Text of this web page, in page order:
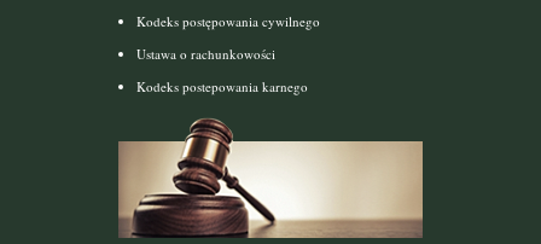
Kodeks postępowania cywilnego
Ustawa o rachunkowości
Kodeks postepowania karnego